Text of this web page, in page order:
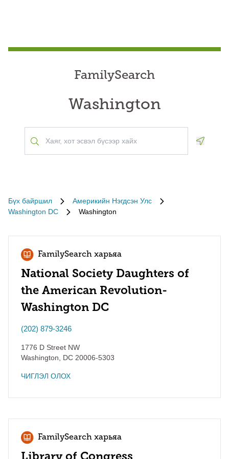
FamilySearch
Washington
Бүх байршил
Америкийн Нэгдсэн Улс
Washington DC
Washington
FamilySearch харьяа
National Society Daughters of
the American Revolution-
Washington DC
(202) 879-3246
1776 D Street NW
Washington
DC 20006-5303
ЧИГЛЭЛ ОЛОХ
FamilySearch харьяа
Library of Congress